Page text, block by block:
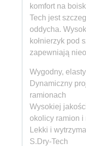
komfort na
Tech jest
oddycha.
kołnierzyk pod
zapewniają
Wygodny,
Dynamiczny
ramionach
Wysokiej
okolicy ramion i
Lekki i
S.Dry-Tech